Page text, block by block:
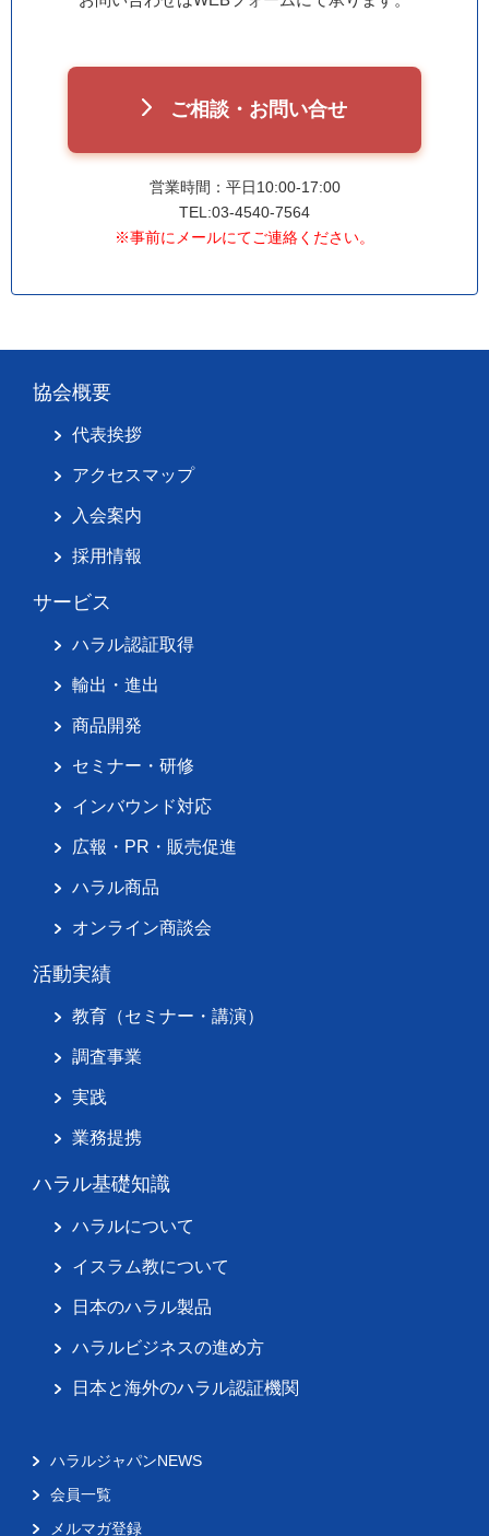
ご相談・お問い合せ
営業時間：平日10:00-17:00
TEL:03-4540-7564
※事前にメールにてご連絡ください。
協会概要
代表挨拶
アクセスマップ
入会案内
採用情報
サービス
ハラル認証取得
輸出・進出
商品開発
セミナー・研修
インバウンド対応
広報・PR・販売促進
ハラル商品
オンライン商談会
活動実績
教育（セミナー・講演）
調査事業
実践
業務提携
ハラル基礎知識
ハラルについて
イスラム教について
日本のハラル製品
ハラルビジネスの進め方
日本と海外のハラル認証機関
ハラルジャパンNEWS
会員一覧
メルマガ登録